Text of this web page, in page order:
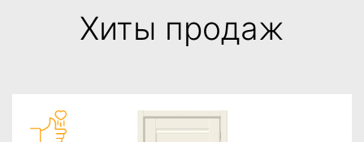
Хиты продаж